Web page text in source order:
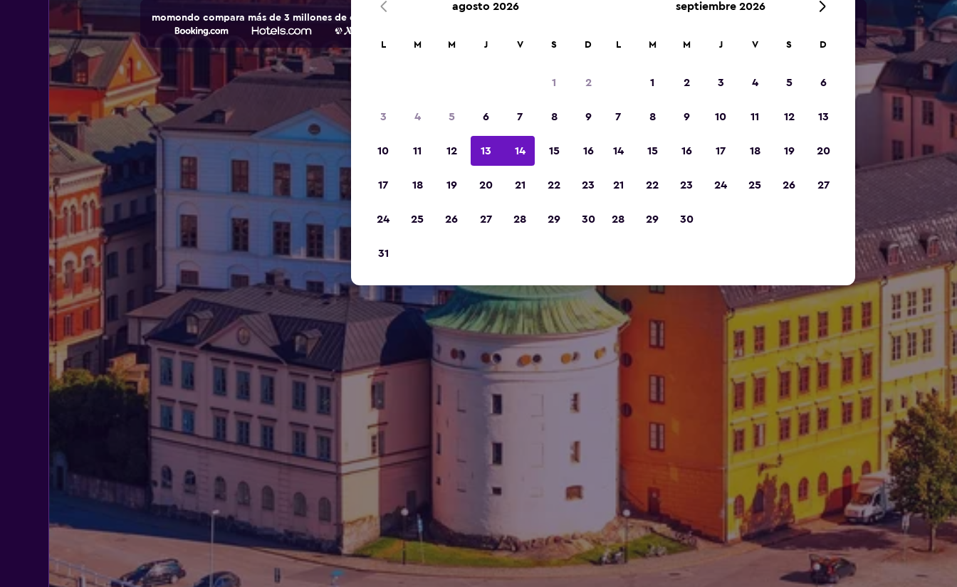
momondo compara más de 3 millones de opciones de hoteles y alojamientos.
agosto 2026
L M M J V S D
1 2
3 4 5 6 7 8 9
10 11 12 13 14 15 16
17 18 19 20 21 22 23
24 25 26 27 28 29 30
31
septiembre 2026
L M M J V S D
1 2 3 4 5 6
7 8 9 10 11 12 13
14 15 16 17 18 19 20
21 22 23 24 25 26 27
28 29 30